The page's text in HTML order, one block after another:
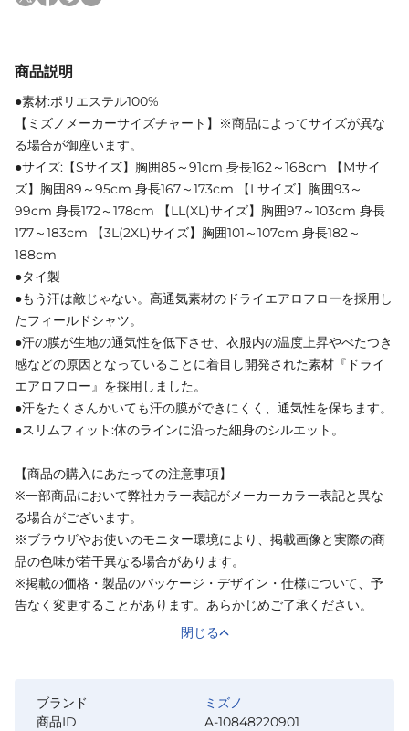
商品説明
●素材:ポリエステル100%
【ミズノメーカーサイズチャート】※商品によってサイズが異な
る場合が御座います。
●サイズ:【Sサイズ】胸囲85～91cm 身長162～168cm 【Mサイ
ズ】胸囲89～95cm 身長167～173cm 【Lサイズ】胸囲93～
99cm 身長172～178cm 【LL(XL)サイズ】胸囲97～103cm 身長
177～183cm 【3L(2XL)サイズ】胸囲101～107cm 身長182～
188cm
●タイ製
●もう汗は敵じゃない。高通気素材のドライエアロフローを採用し
たフィールドシャツ。
●汗の膜が生地の通気性を低下させ、衣服内の温度上昇やべたつき
感などの原因となっていることに着目し開発された素材『ドライ
エアロフロー』を採用しました。
●汗をたくさんかいても汗の膜ができにくく、通気性を保ちます。
●スリムフィット:体のラインに沿った細身のシルエット。
【商品の購入にあたっての注意事項】
※一部商品において弊社カラー表記がメーカーカラー表記と異な
る場合がございます。
※ブラウザやお使いのモニター環境により、掲載画像と実際の商
品の色味が若干異なる場合があります。
※掲載の価格・製品のパッケージ・デザイン・仕様について、予
告なく変更することがあります。あらかじめご了承ください。
閉じる
ブランド
ミズノ
商品ID
A-10848220901